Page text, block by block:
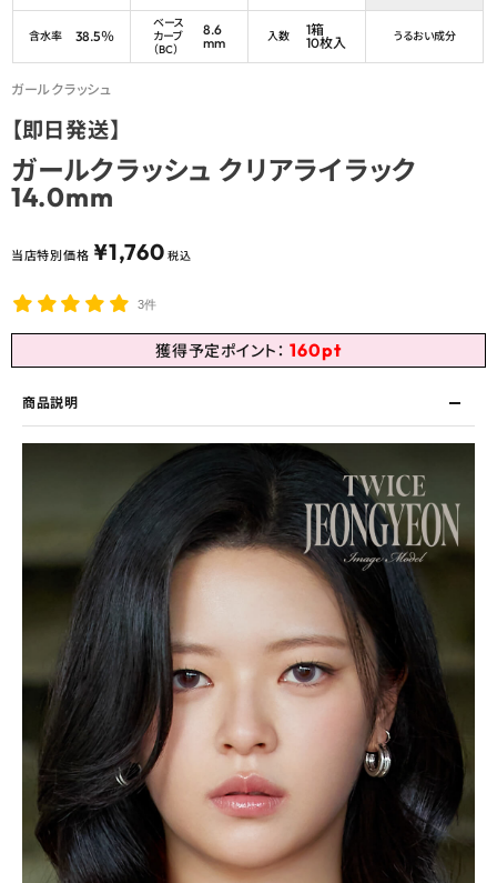
含水率 38.5％
ベース
カーブ
（BC）
8.6
mm
入数
1箱
10枚入
うるおい成分
ガールクラッシュ
【即日発送】
ガールクラッシュ クリアライラック
14.0mm
当店特別価格 ¥1,760 税込
3件
獲得予定ポイント： 160pt
商品説明